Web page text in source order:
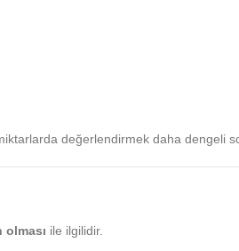
değerlendirmek daha dengeli
ile ilgilidir.